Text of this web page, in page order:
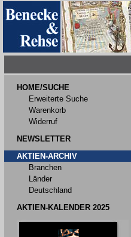
HOME/SUCHE
Erweiterte Suche
Warenkorb
Widerruf
NEWSLETTER
AKTIEN-ARCHIV
Branchen
Länder
Deutschland
AKTIEN-KALENDER 2025